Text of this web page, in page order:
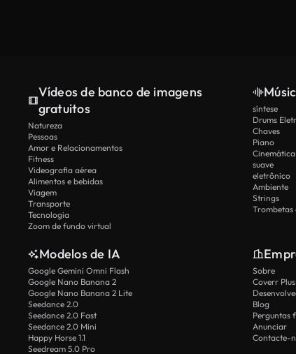
Vídeos de banco de imagens
gratuitos
Natureza
Pessoas
Amor e Relacionamentos
Fitness
Videografia aérea
Alimentos e bebidas
Viagem
Transporte
Tecnologia
Zoom de fundo virtual
síntese
Drums
Chaves
Piano
Cinemática
suave
eletrônico
Ambiente
Strings
Trombetas
Modelos de IA
Google Gemini Omni Flash
Google Nano Banana 2
Google Nano Banana 2 Lite
Seedance 2.0
Seedance 2.0 Fast
Seedance 2.0 Mini
Happy Horse 1.1
Seedream 5.0 Pro
Sobre
Coverr Plus
Blog
Perguntas
Anunciar
Contacte-